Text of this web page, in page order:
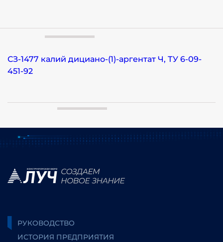
СЗ-1477 калий дициано-(1)-аргентат Ч, ТУ 6-09-
451-92
РУКОВОДСТВО
ИСТОРИЯ ПРЕДПРИЯТИЯ